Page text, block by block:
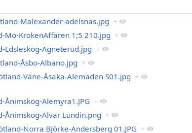
Malexander-adelsnäs.jpg +
Mo-KrokenAffären 1;5 210.jpg +
Edsleskog-Agneterud.jpg +
Åsbo-Albano.jpg +
Väne-Åsaka-Alemaden S01.jpg +
Ånimskog-Alemyra1.JPG +
Ånimskog-Alvar Lundin.png +
Norra Björke-Andersberg 01.JPG +